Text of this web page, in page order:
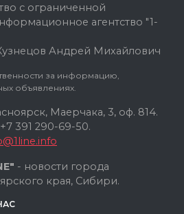
с ограниченной
агентство "1-
Андрей Михайлович
за информацию,
объявлениях.
Маерчака, 3, оф. 814.
+7 391 290-69-50.
- новости города
края, Сибири.